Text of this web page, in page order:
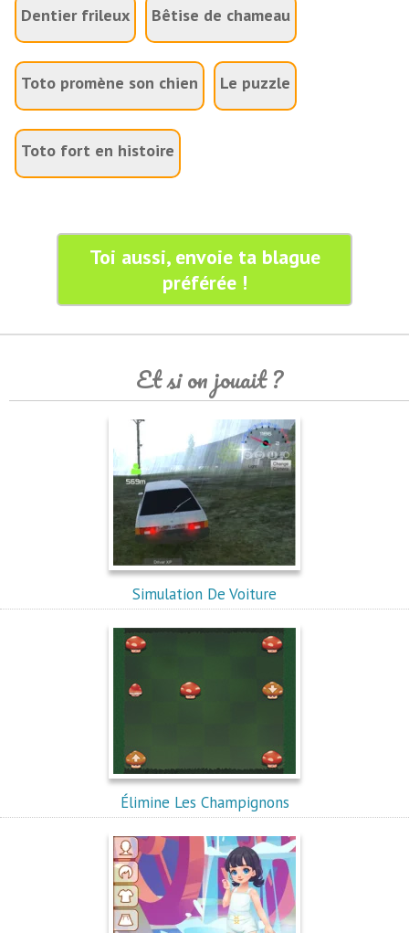
Dentier frileux Bêtise de chameau
Toto promène son chien Le puzzle
Toto fort en histoire
Toi aussi, envoie ta blague
préférée !
Et si on jouait ?
Simulation De Voiture
Élimine Les Champignons